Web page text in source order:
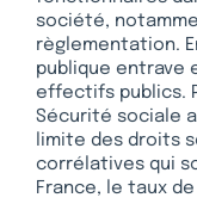
société,
règlementation.
publique entrave
effectifs publics.
Sécurité sociale
limite des droits
corrélatives qui
France, le taux de